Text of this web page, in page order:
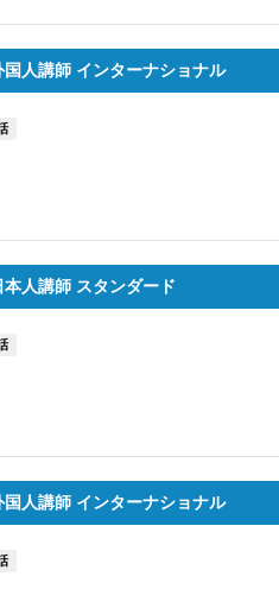
人講師 インターナショナル
人講師 スタンダード
人講師 インターナショナル